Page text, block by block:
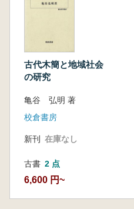
古代木簡と地域社会
の研究
亀谷 弘明 著
校倉書房
新刊 在庫なし
古書 2 点
6,600 円~